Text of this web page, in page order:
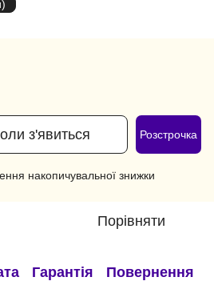
з'явиться Розстрочка
накопичувальної знижки
Порівняти
Гарантія Повернення